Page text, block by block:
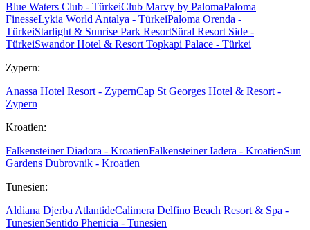
Blue Waters Club - TürkeiClub Marvy by PalomaPaloma
FinesseLykia World Antalya - TürkeiPaloma Orenda -
TürkeiStarlight & Sunrise Park ResortSüral Resort Side -
TürkeiSwandor Hotel & Resort Topkapi Palace - Türkei
Zypern:
Anassa Hotel Resort - ZypernCap St Georges Hotel & Resort -
Zypern
Kroatien:
Falkensteiner Diadora - KroatienFalkensteiner Iadera - KroatienSun
Gardens Dubrovnik - Kroatien
Tunesien:
Aldiana Djerba AtlantideCalimera Delfino Beach Resort & Spa -
TunesienSentido Phenicia - Tunesien